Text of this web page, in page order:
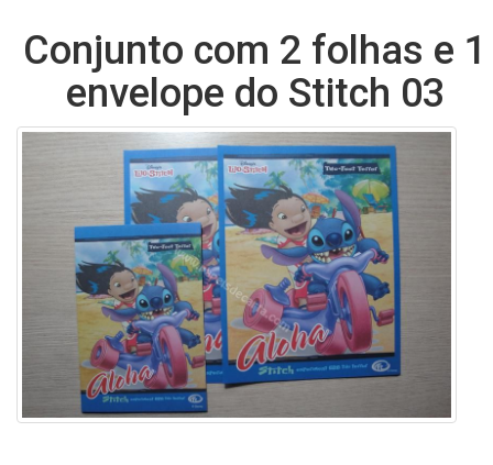
Conjunto com 2 folhas e 1
envelope do Stitch 03